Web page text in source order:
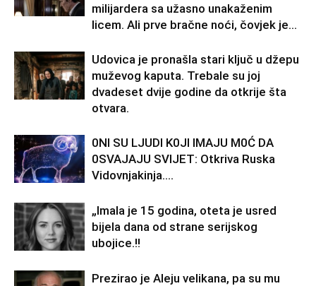
milijardera sa užasno unakaženim
licem. Ali prve bračne noći, čovjek je...
Udovica je pronašla stari ključ u džepu
muževog kaputa. Trebale su joj
dvadeset dvije godine da otkrije šta
otvara.
0Nl SU LJUDl K0Jl lMAJU M0Ć DA
0SVAJAJU SVlJET: Otkriva Ruska
Vidovnjakinja….
„Imala je 15 godina, oteta je usred
bijela dana od strane serijskog
ubojice.!!
Prezirao je Aleju velikana, pa su mu